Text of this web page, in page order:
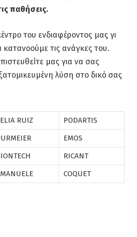
παθήσεις.
του ενδιαφέροντος μας γι
τις ανάγκες του.
μας για να σας
λύση στο δικό σας
RUIZ
PODARTIS
EMOS
RICANT
COQUET